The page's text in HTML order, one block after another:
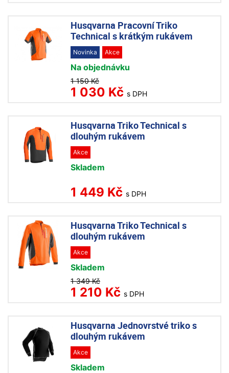
Husqvarna Pracovní Triko
Technical s krátkým rukávem
Novinka Akce
Na objednávku
1 150 Kč
1 030 Kč s DPH
Husqvarna Triko Technical s
dlouhým rukávem
Akce
Skladem
1 449 Kč s DPH
Husqvarna Triko Technical s
dlouhým rukávem
Akce
Skladem
1 349 Kč
1 210 Kč s DPH
Husqvarna Jednovrstvé triko s
dlouhým rukávem
Akce
Skladem